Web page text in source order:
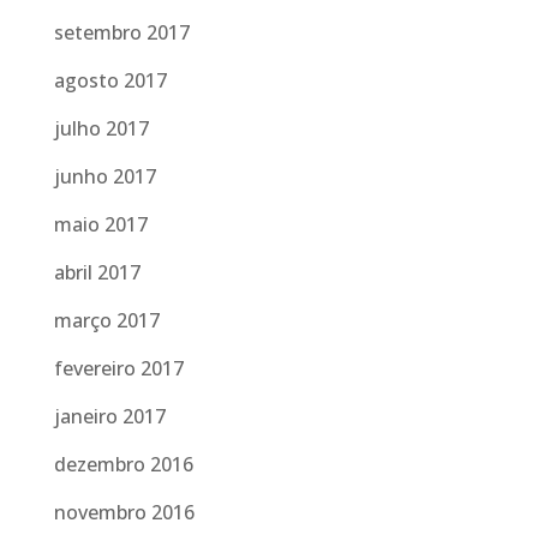
setembro 2017
agosto 2017
julho 2017
junho 2017
maio 2017
abril 2017
março 2017
fevereiro 2017
janeiro 2017
dezembro 2016
novembro 2016